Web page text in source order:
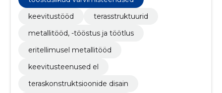
tootmine, EN1090-2 sertifitseeritud töökoda, EN
ISO3834-2 sertifitseeritud keevitus
keevitustööd
terasstruktuurid
metallitööd, -tööstus ja töötlus
eritellimusel metallitööd
keevitusteenused el
teraskonstruktsioonide disain